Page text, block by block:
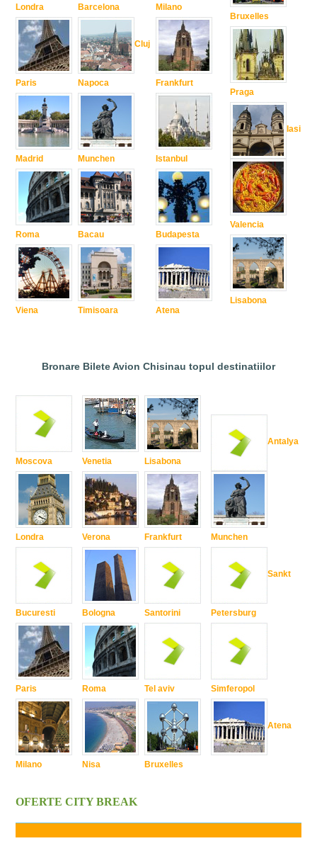
Londra
Paris
Madrid
Roma
Viena
Barcelona
Cluj
Napoca
Munchen
Bacau
Timisoara
Milano
Frankfurt
Istanbul
Budapesta
Atena
Bruxelles
Praga
Iasi
Valencia
Lisabona
Bronare Bilete Avion Chisinau topul destinatiilor
Moscova
Londra
Bucuresti
Paris
Milano
Venetia
Verona
Bologna
Roma
Nisa
Lisabona
Frankfurt
Santorini
Tel aviv
Bruxelles
Antalya
Munchen
Sankt
Petersburg
Simferopol
Atena
OFERTE CITY BREAK